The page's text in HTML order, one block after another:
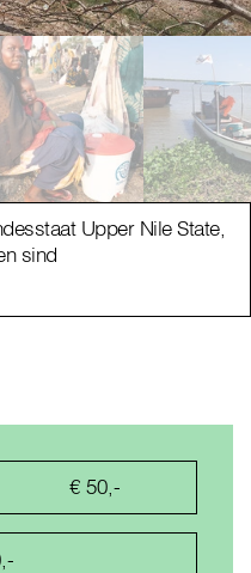
Upper Nile State,
sind
€ 50,-